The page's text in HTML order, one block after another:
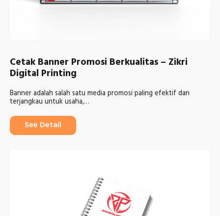
Cetak Banner Promosi Berkualitas – Zikri
Digital Printing
Banner adalah salah satu media promosi paling efektif dan
terjangkau untuk usaha,…
See Detail